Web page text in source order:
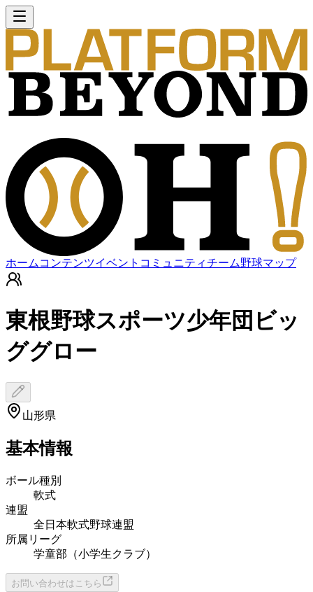
ホーム コンテンツイベント コミュニティチーム野球マップ
東根野球スポーツ少年団ビッ
ググロー
山形県
基本情報
ボール種別
軟式
連盟
全日本軟式野球連盟
所属リーグ
学童部（小学生クラブ）
お問い合わせはこちら